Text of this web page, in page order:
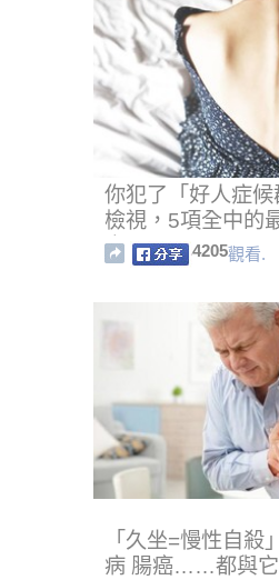
你犯了「好人症
檢視，5項全中的
商！！
4205觀看.
「久坐=慢性自殺
病 腸癌……都與它